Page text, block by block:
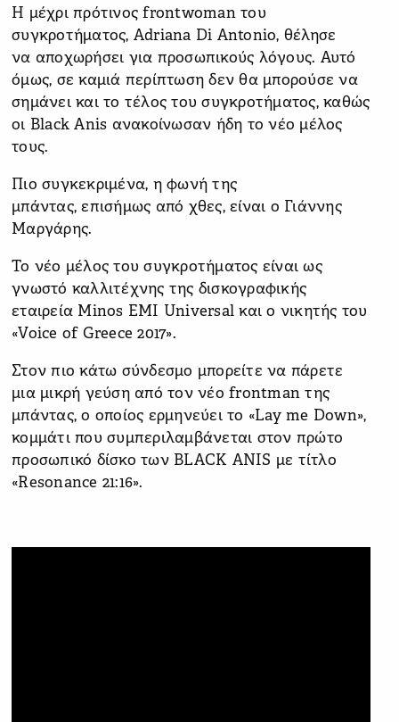
Η μέχρι πρότινος frontwoman του
συγκροτήματος, Adriana Di Antonio, θέλησε
να αποχωρήσει για προσωπικούς λόγους. Αυτό
όμως, σε καμιά περίπτωση δεν θα μπορούσε να
σημάνει και το τέλος του συγκροτήματος, καθώς
οι Black Anis ανακοίνωσαν ήδη το νέο μέλος
τους.
Πιο συγκεκριμένα, η φωνή της
μπάντας, επισήμως από χθες, είναι ο Γιάννης
Μαργάρης.
Το νέο μέλος του συγκροτήματος είναι ως
γνωστό καλλιτέχνης της δισκογραφικής
εταιρεία Minos EMI Universal και o νικητής του
«Voice of Greece 2017».
Στον πιο κάτω σύνδεσμο μπορείτε να πάρετε
μια μικρή γεύση από τον νέο frontman της
μπάντας, ο οποίος ερμηνεύει το «Lay me Down»,
κομμάτι που συμπεριλαμβάνεται στον πρώτο
προσωπικό δίσκο των BLACK ANIS με τίτλο
«Resonance 21:16».